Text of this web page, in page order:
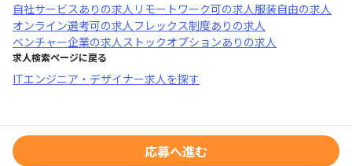
自社サービスあり の求人 リモートワーク可の求人服装自由の求人
オンライン選考可の求人フレックス制度あり の求人
ベンチャー企業の求人ストックオプションあり の求人
求人検索ページに戻る
ITエンジニア・デザイナー求人を探す
応募へ進む